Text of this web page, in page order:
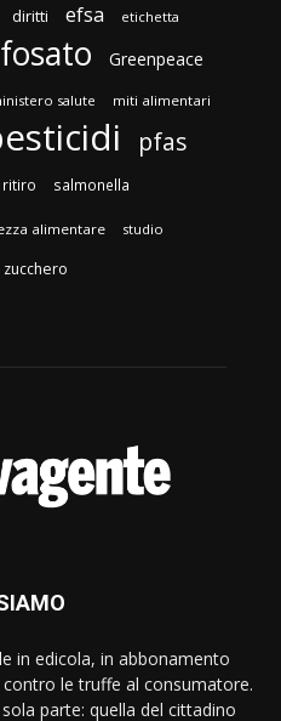
diritti efsa etichetta
Greenpeace
salute miti alimentari
pfas
ritiro salmonella
alimentare studio
zucchero
in edicola, in abbonamento
le truffe al consumatore.
parte: quella del cittadino